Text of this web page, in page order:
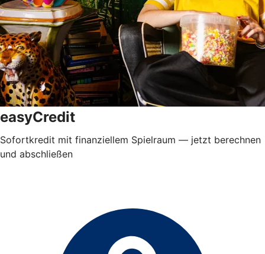
easyCredit
Sofortkredit mit finanziellem Spielraum — jetzt berechnen
und abschließen